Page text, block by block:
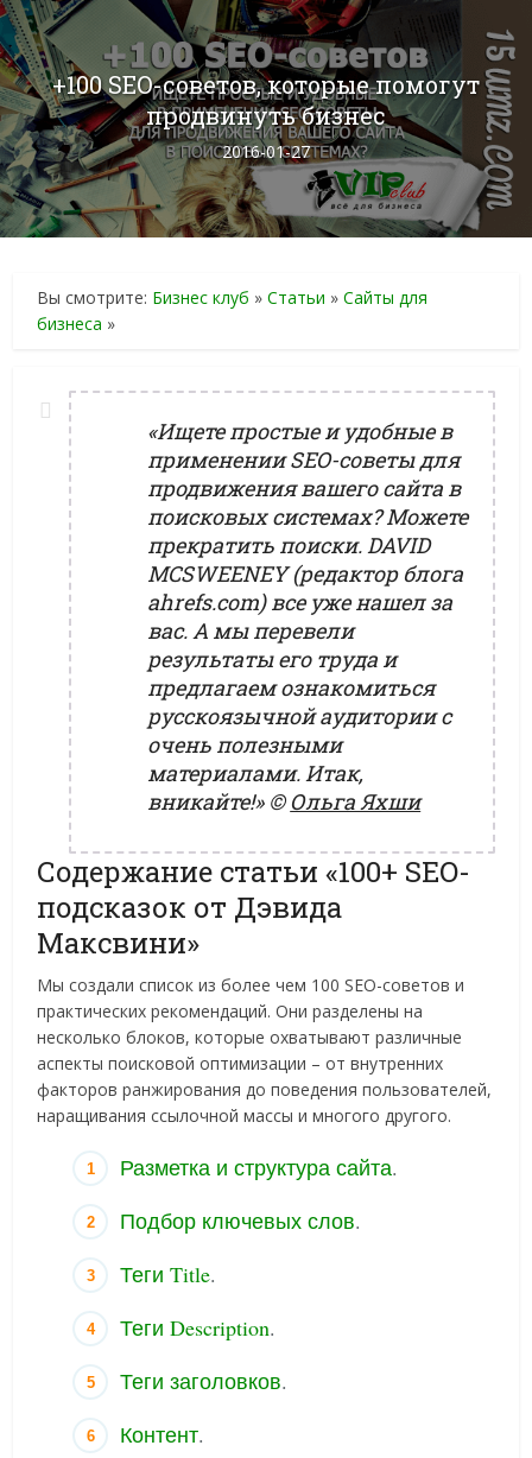
+100 SEO-советов, которые помогут
продвинуть бизнес
2016-01-27
Вы смотрите: Бизнес клуб »Статьи »Сайты для
бизнеса »
«Ищете простые и удобные в
применении SEO-советы для
продвижения вашего сайта в
поисковых системах? Можете
прекратить поиски. DAVID
MCSWEENEY (редактор блога
ahrefs.com) все уже нашел за
вас. А мы перевели
результаты его труда и
предлагаем ознакомиться
русскоязычной аудитории с
очень полезными
материалами. Итак,
вникайте!»© Ольга Яхши
Содержание статьи «100+ SEO-
подсказок от Дэвида
Максвини»
Мы создали список из более чем 100 SEO-советов и
практических рекомендаций. Они разделены на
несколько блоков, которые охватывают различные
аспекты поисковой оптимизации – от внутренних
факторов ранжирования до поведения пользователей,
наращивания ссылочной массы и многого другого.
Разметка и структура сайта.
Подбор ключевых слов.
Теги Title.
Теги Description.
Теги заголовков.
Контент.